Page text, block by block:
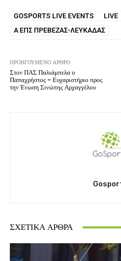
GOSPORTS LIVE EVENTS LIVE
Α ΕΠΣ ΠΡΈΒΕΖΑΣ-ΛΕΥΚΆΔΑΣ
ΠΡΟΗΓΟΎΜΕΝΟ ΆΡΘΡΟ
Στον ΠΑΣ Παλιάμπελα ο
Παπαχρήστος – Ευχαριστήριο προς
την Ένωση Σινώπης Αρχαγγέλου
ΣΧΕΤΙΚΆ ΆΡΘΡΑ